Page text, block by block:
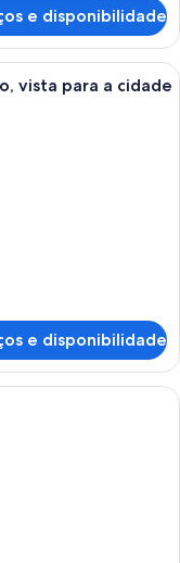
e disponibilidade
hotel com duas camas,
vista para a cidade
e disponibilidade
hotel com uma cama